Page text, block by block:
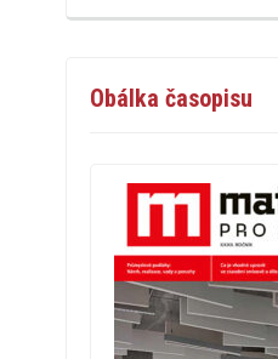
Obálka časopisu